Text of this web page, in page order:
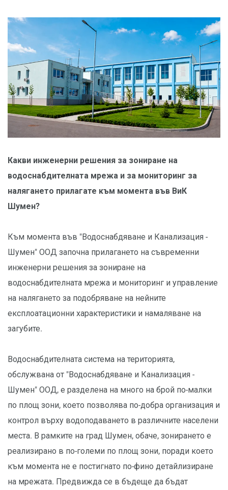
Какви инженерни решения за зониране на
водоснабдителната мрежа и за мониторинг за
налягането прилагате към момента във ВиК
Шумен?
Към момента във "Водоснабдяване и Канализация -
Шумен" ООД започна прилагането на съвременни
инженерни решения за зониране на
водоснабдителната мрежа и мониторинг и управление
на налягането за подобряване на нейните
експлоатационни характеристики и намаляване на
загубите.
Водоснабдителната система на територията,
обслужвана от "Водоснабдяване и Канализация -
Шумен" ООД, е разделена на много на брой по-малки
по площ зони, което позволява по-добра организация и
контрол върху водоподаването в различните населени
места. В рамките на град Шумен, обаче, зонирането е
реализирано в по-големи по площ зони, поради което
към момента не е постигнато по-фино детайлизиране
на мрежата. Предвижда се в бъдеще да бъдат